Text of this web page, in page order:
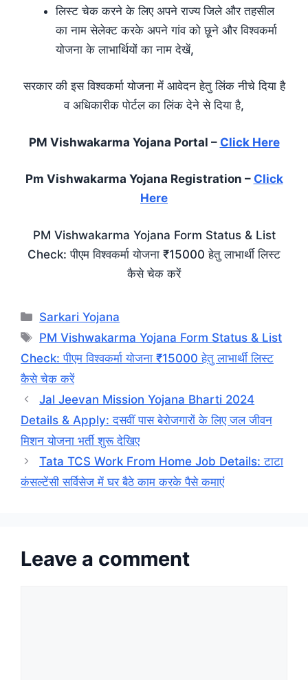
लिस्ट चेक करने के लिए अपने राज्य जिले और तहसील
का नाम सेलेक्ट करके अपने गांव को छूने और विश्वकर्मा
योजना के लाभार्थियों का नाम देखें,
सरकार की इस विश्वकर्मा योजना में आवेदन हेतु लिंक नीचे दिया है
व अधिकारीक पोर्टल का लिंक देने से दिया है,
PM Vishwakarma Yojana Portal – Click Here
Pm Vishwakarma Yojana Registration – Click
Here
PM Vishwakarma Yojana Form Status & List
Check: पीएम विश्वकर्मा योजना ₹15000 हेतु लाभार्थी लिस्ट
कैसे चेक करें
Categories
Sarkari Yojana
Tags
PM Vishwakarma Yojana Form Status & List
Check: पीएम विश्वकर्मा योजना ₹15000 हेतु लाभार्थी लिस्ट
कैसे चेक करें
Jal Jeevan Mission Yojana Bharti 2024
Details & Apply: दसवीं पास बेरोजगारों के लिए जल जीवन
मिशन योजना भर्ती शुरू देखिए
Tata TCS Work From Home Job Details: टाटा
कंसल्टेंसी सर्विसेज में घर बैठे काम करके पैसे कमाएं
Leave a comment